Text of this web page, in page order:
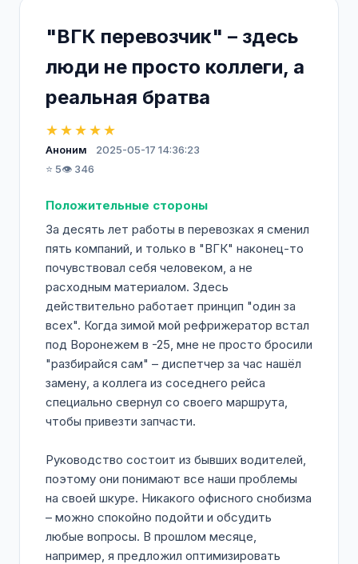
"ВГК перевозчик" – здесь
люди не просто коллеги, а
реальная братва
★★★★★
Аноним
2025-05-17 14:36:23
⭐ 5👁️ 346
Положительные стороны
За десять лет работы в перевозках я сменил
пять компаний, и только в "ВГК" наконец-то
почувствовал себя человеком, а не
расходным материалом. Здесь
действительно работает принцип "один за
всех". Когда зимой мой рефрижератор встал
под Воронежем в -25, мне не просто бросили
"разбирайся сам" – диспетчер за час нашёл
замену, а коллега из соседнего рейса
специально свернул со своего маршрута,
чтобы привезти запчасти.
Руководство состоит из бывших водителей,
поэтому они понимают все наши проблемы
на своей шкуре. Никакого офисного снобизма
– можно спокойно подойти и обсудить
любые вопросы. В прошлом месяце,
например, я предложил оптимизировать